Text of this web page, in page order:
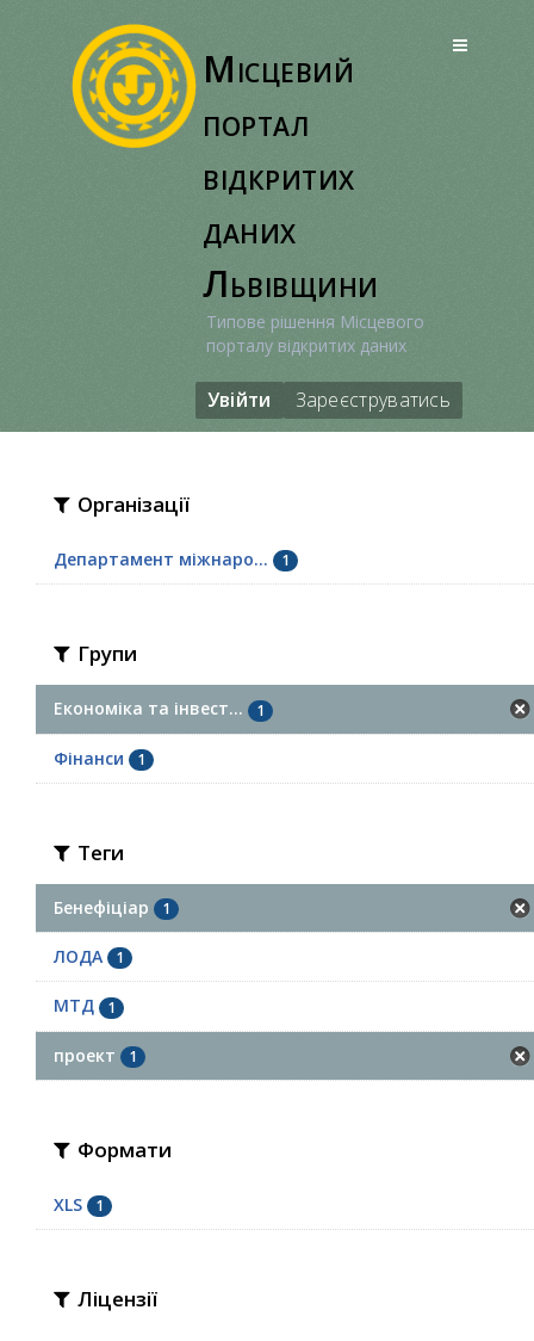
Місцевий
портал
відкритих
даних
Львівщини
Типове рішення Місцевого
порталу відкритих даних
Увійти Зареєструватись
Організації
Департамент міжнаро... 1
Групи
Економіка та інвест... 1
Фінанси 1
Теги
Бенефіціар 1
ЛОДА 1
МТД 1
проект 1
Формати
XLS 1
Ліцензії